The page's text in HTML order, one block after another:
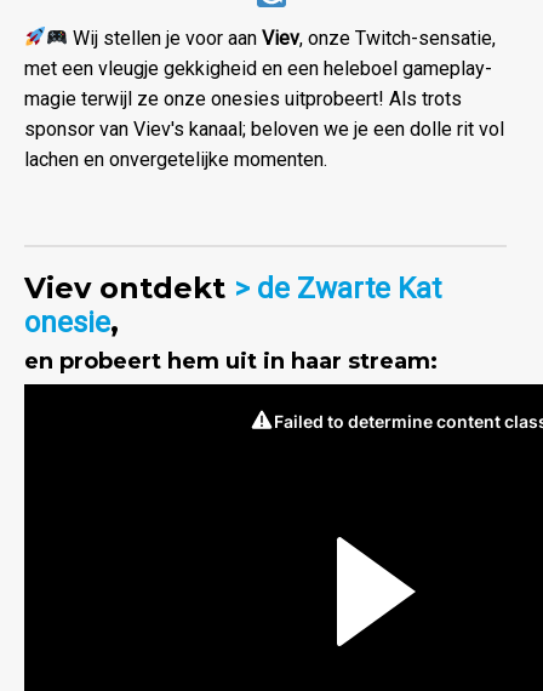
Wij stellen je voor aanViev, onze Twitch-sensatie,
met een vleugje gekkigheid en een heleboel gameplay-
magie terwijl ze onze onesies uitprobeert! Als trots
sponsor van Viev's kanaal; beloven we je een dolle rit vol
lachen en onvergetelijke momenten.
Viev ontdekt > de Zwarte Kat
onesie,
en probeert hem uit in haar stream: